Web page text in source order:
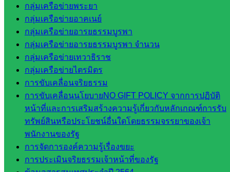
กลุ่มเครือข่ายพระยา
กลุ่มเครือข่ายอาคเนย์
กลุ่มเครือข่ายอารยธรรมบูรพา
กลุ่มเครือข่ายอารยธรรมบูรพา จำนวน
กลุ่มเครือข่ายเทวาธิราช
กลุ่มเครือข่ายไตรมิตร
การขับเคลื่อนจริยธรรม
การขับเคลื่อนนโยบายNO GIFT POLICY จากการปฏิบัติ
หน้าที่และการเสริมสร้างความรู้เกี่ยวกับหลักเกณฑ์การรับ
ทรัพย์สินหรือประโยชน์อื่นใดโดยธรรมจรรยาของเจ้า
พนักงานของรัฐ
การจัดการองค์ความรู้เรื่องขยะ
การประเมินจริยธรรมเจ้าหน้าที่ของรัฐ
จัดการ
ศึกษา
กลุ่ม
บริหาร
งาน
บุคคล
กลุ่ม
พัฒนาครู
และบุ
คลากรฯ
กลุ่มนิ
เทศ
ติดตาม